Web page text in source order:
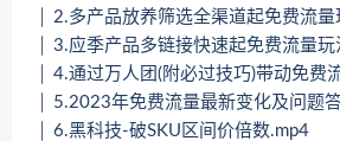
│ 2.多产品放养筛选全渠道起免费流
│ 3.应季产品多链接快速起免费流量玩
│ 4.通过万人团(附必过技巧)带动免费
│ 5.2023年免费流量最新变化及问题
│ 6.黑科技-破SKU区间价倍数.mp4